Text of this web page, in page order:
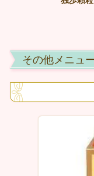
その他メニュ